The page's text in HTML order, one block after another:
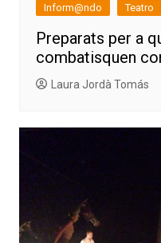
Inform@ndo Teatro
Preparats per a
combatisquen
Laura Jordà Tomás